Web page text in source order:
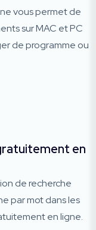
vous permet de
sur MAC et PC
de programme ou
en
de recherche
par mot dans les
en ligne.